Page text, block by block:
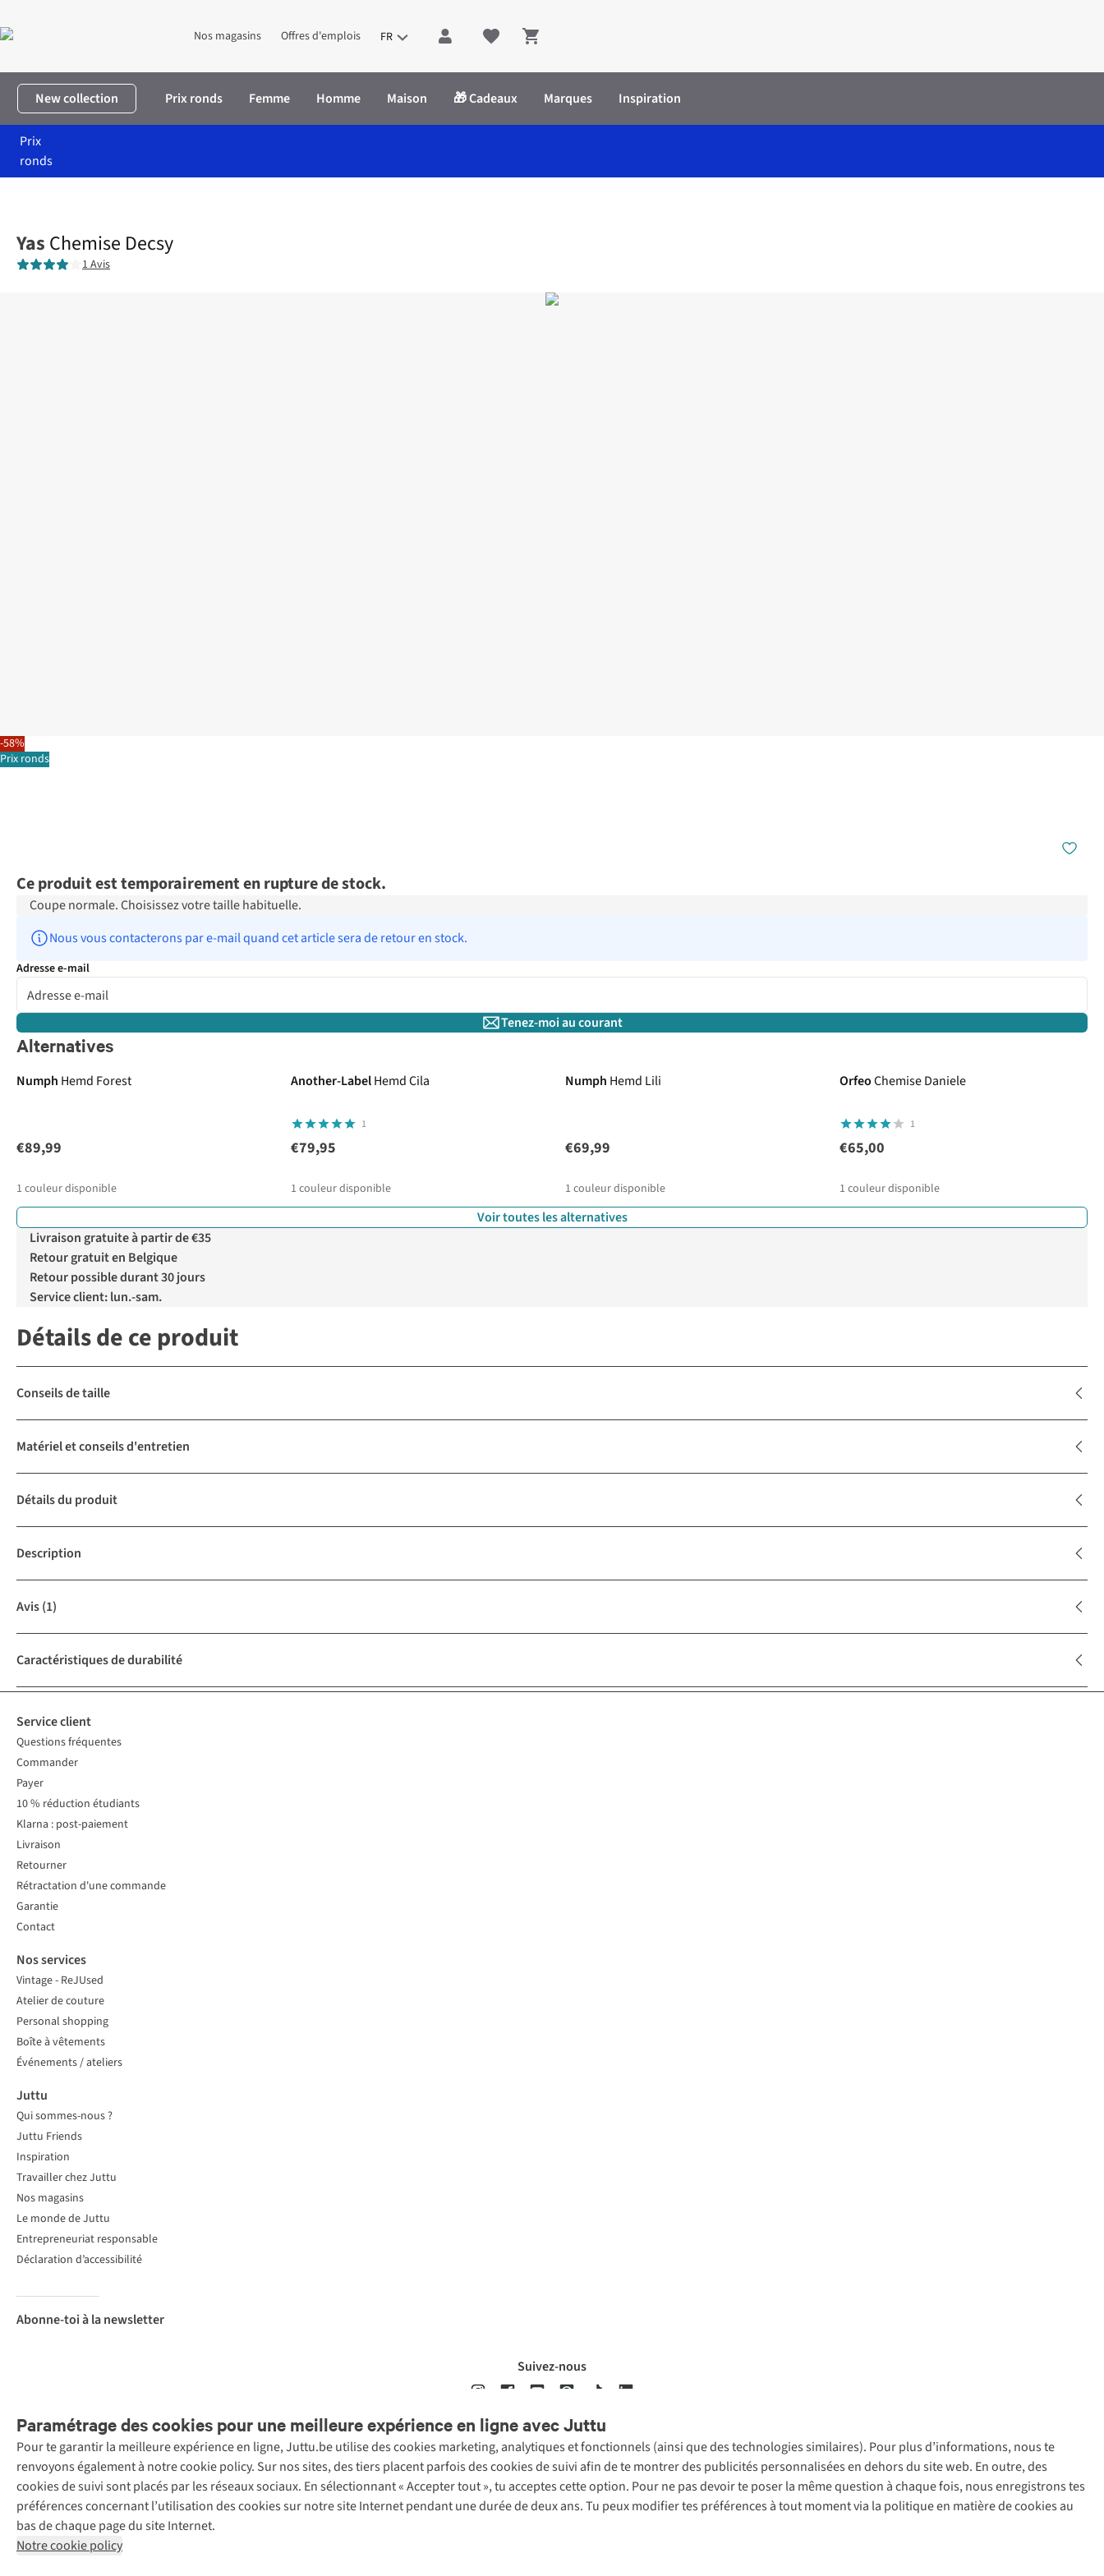
Nos magasins Offres d'emplois FR Shopping cart
New collection Prix ronds Femme Homme Maison 🎁 Cadeaux Marques Inspiration
Prix
ronds
-58%
Prix ronds
Yas Chemise Decsy
1 Avis
Ce produit est temporairement en rupture de stock.
Coupe normale. Choisissez votre taille habituelle.
Nous vous contacterons par e-mail quand cet article sera de retour en stock.
Adresse e-mail
Tenez-moi au courant
Alternatives
Numph Hemd Forest
€89,99
1 couleur disponible
Another-LabelHemd Cila
1
€79,95
1 couleur disponible
Numph Hemd Lili
€69,99
1 couleur disponible
OrfeoChemise Daniele
1
€65,00
1 couleur disponible
Voir toutes les alternatives
Livraison gratuite à partir de €35
Retour gratuit en Belgique
Retour possible durant 30 jours
Service client: lun.-sam.
Détails de ce produit
Conseils de taille
Matériel et conseils d'entretien
Détails du produit
Description
Avis(1)
Caractéristiques de durabilité
Paramétrage des cookies pour une meilleure expérience en ligne avec Juttu
Pour te garantir la meilleure expérience en ligne, Juttu.be utilise des cookies marketing, analytiques et fonctionnels (ainsi que des technologies similaires). Pour plus d’informations, nous te
renvoyons également à notre cookie policy. Sur nos sites, des tiers placent parfois des cookies de suivi afin de te montrer des publicités personnalisées en dehors du site web. En outre, des
cookies de suivi sont placés par les réseaux sociaux. En sélectionnant « Accepter tout », tu acceptes cette option. Pour ne pas devoir te poser la même question à chaque fois, nous enregistrons tes
préférences concernant l’utilisation des cookies sur notre site Internet pendant une durée de deux ans. Tu peux modifier tes préférences à tout moment via la politique en matière de cookies au
bas de chaque page du site Internet.
Notre cookie policy
Service client
Questions fréquentes
Commander
Payer
10 % réduction étudiants
Klarna : post-paiement
Livraison
Retourner
Rétractation d'une commande
Garantie
Contact
Nos services
Vintage - ReJUsed
Atelier de couture
Personal shopping
Boîte à vêtements
Événements / ateliers
Juttu
Qui sommes-nous ?
Juttu Friends
Inspiration
Travailler chez Juttu
Nos magasins
Le monde de Juttu
Entrepreneuriat responsable
Déclaration d’accessibilité
Abonne-toi à la newsletter
Suivez-nous
Mentions légales Politique de confidentialté Conditions générales Cookie policy
Retail Concepts
N.V.,
Smallandlaan
9, 2660